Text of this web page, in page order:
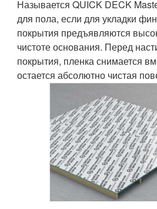
Называется QUICK DECK
для пола, если для укладки
покрытия предъявляются
чистоте основания. Перед
покрытия, пленка снимается
остается абсолютно чистая